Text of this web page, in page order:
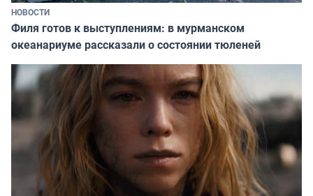
НОВОСТИ
Филя готов к выступлениям: в мурманском
океанариуме рассказали о состоянии тюленей